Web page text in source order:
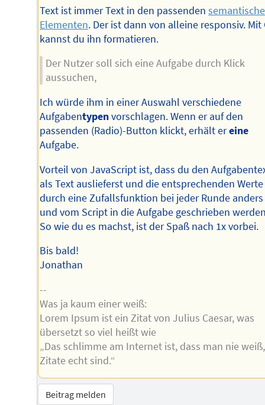
Text ist immer Text in den passenden
Elementen. Der ist dann von alleine responsiv. Mit
kannst du ihn formatieren.
Der Nutzer soll sich eine Aufgabe durch Klick
aussuchen,
Ich würde ihm in einer Auswahl verschiedene
Aufgabentypenvorschlagen. Wenn er auf den
passenden (Radio)-Button klickt, erhält ereine
Aufgabe.
Vorteil von JavaScript ist, dass du den
als Text auslieferst und die entsprechenden Werte
durch eine Zufallsfunktion bei jeder Runde
und vom Script in die Aufgabe geschrieben
So wie du es machst, ist der Spaß nach 1x vorbei.
Bis bald!
Jonathan
--
Was ja kaum einer weiß:
Lorem Ipsum ist ein Zitat von Julius Caesar, was
übersetzt so viel heißt wie
„Das schlimme am Internet ist, dass man nie
Zitate echt sind.“
Beitrag melden